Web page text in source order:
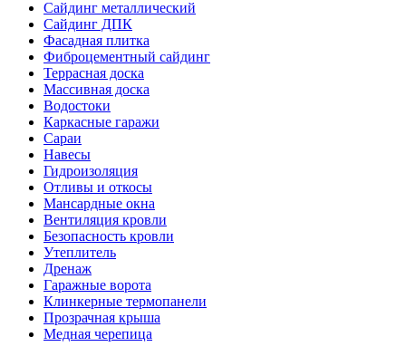
Сайдинг металлический
Сайдинг ДПК
Фасадная плитка
Фиброцементный сайдинг
Террасная доска
Массивная доска
Водостоки
Каркасные гаражи
Сараи
Навесы
Гидроизоляция
Отливы и откосы
Мансардные окна
Вентиляция кровли
Безопасность кровли
Утеплитель
Дренаж
Гаражные ворота
Клинкерные термопанели
Прозрачная крыша
Медная черепица